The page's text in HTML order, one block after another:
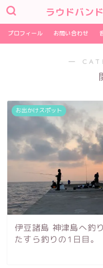
ラウドバン
プロフィール お問い合わせ
―
お出かけスポット
伊豆諸島 神津島へ釣
たすら釣りの1日目。